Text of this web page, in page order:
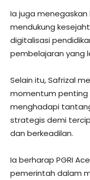
Ia juga
mendukung
digitalisasi
pembelajaran yang
Selain itu, Safrizal
momentum penting
menghadapi
strategis demi
dan berkeadilan.
Ia berharap PGRI
pemerintah dalam